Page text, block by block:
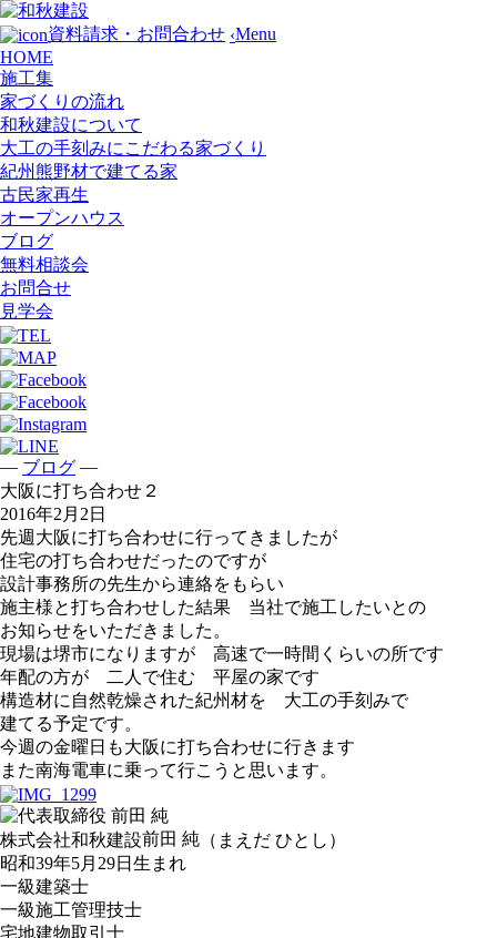
資料請求・お問合わせ ‹Menu
HOME
施工集
家づくりの流れ
和秋建設について
大工の手刻みにこだわる家づくり
紀州熊野材で建てる家
古民家再生
オープンハウス
ブログ
無料相談会
お問合せ
見学会
— ブログ —
大阪に打ち合わせ２
2016年2月2日
先週大阪に打ち合わせに行ってきましたが
住宅の打ち合わせだったのですが
設計事務所の先生から連絡をもらい
施主様と打ち合わせした結果 当社で施工したいとの
お知らせをいただきました。
現場は堺市になりますが 高速で一時間くらいの所です
年配の方が 二人で住む 平屋の家です
構造材に自然乾燥された紀州材を 大工の手刻みで
建てる予定です。
今週の金曜日も大阪に打ち合わせに行きます
また南海電車に乗って行こうと思います。
株式会社和秋建設前田 純 （まえだ ひとし）
昭和39年5月29日生まれ
一級建築士
一級施工管理技士
宅地建物取引士